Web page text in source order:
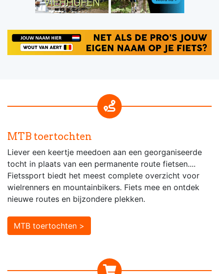
MTB toertochten
Liever een keertje meedoen aan een georganiseerde
tocht in plaats van een permanente route fietsen....
Fietssport biedt het meest complete overzicht voor
wielrenners en mountainbikers. Fiets mee en ontdek
nieuwe routes en bijzondere plekken.
MTB toertochten >